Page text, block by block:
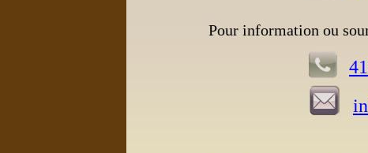
Pour information ou